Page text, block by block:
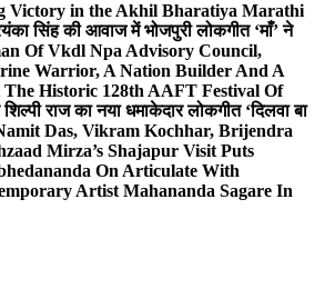
Victory in the Akhil Bharatiya Marathi
सिंह की आवाज में भोजपुरी लोकगीत ‘माँ’ ने
Of Vkdl Npa Advisory Council,
Warrior, A Nation Builder And A
Historic 128th AAFT Festival Of
राज का नया धमाकेदार लोकगीत ‘दिलवा बा
Das, Vikram Kochhar, Brijendra
Mirza’s Shajapur Visit Puts
On Articulate With
Artist Mahananda Sagare In